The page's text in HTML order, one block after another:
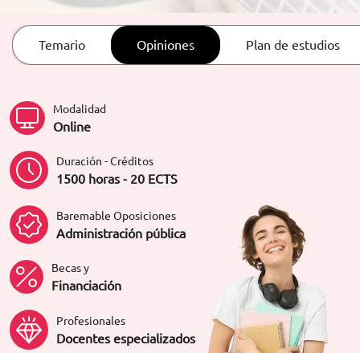
Temario Opiniones Plan de estudios
Modalidad
Online
Duración - Créditos
1500 horas - 20 ECTS
Baremable Oposiciones
Administración pública
Becas y
Financiación
Profesionales
Docentes especializados